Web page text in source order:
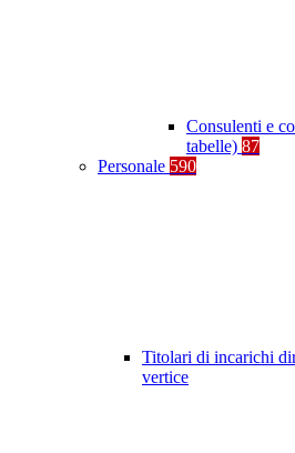
Consulenti e
tabelle) 87
Personale 590
Titolari di incarichi
vertice